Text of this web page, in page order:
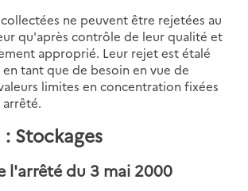
collectées ne peuvent être rejetées au
qu'après contrôle de leur qualité et
approprié. Leur rejet est étalé
tant que de besoin en vue de
limites en concentration fixées
Stockages
l'arrêté du 3 mai 2000